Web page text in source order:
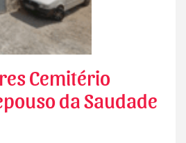
Cemitério
da Saudade